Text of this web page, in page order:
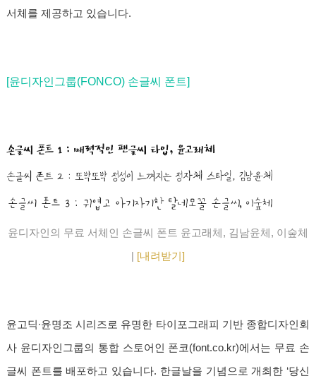
서체를 제공하고 있습니다.
[윤디자인그룹(FONCO) 손글씨 폰트]
윤디자인의 무료 서체인 손글씨 폰트 윤고래체, 김남윤체, 이숲체
[내려받기]
윤고딕∙윤명조 시리즈로 유명한 타이포그래피 기반 종합디자인회
사 윤디자인그룹의 통합 스토어인 폰코(font.co.kr)에서는 무료 손
글씨 폰트를 배포하고 있습니다. 한글날을 기념으로 개최한 ‘당신